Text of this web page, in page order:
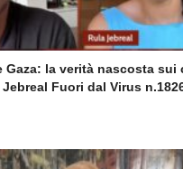
Gaza: la verità nascosta sui
Fuori dal Virus